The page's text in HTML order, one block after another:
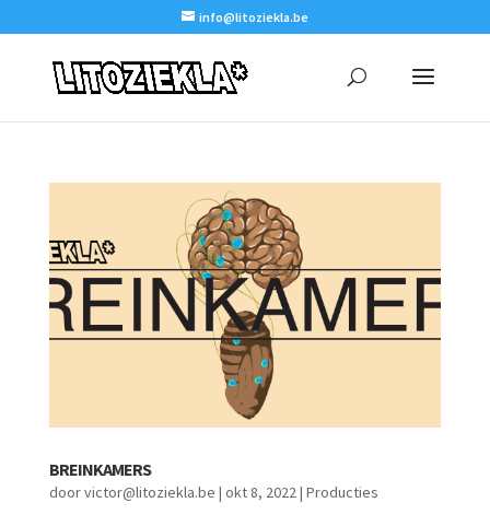
info@litoziekla.be
BREINKAMERS
doorvictor@litoziekla.be | okt 8, 2022| Producties